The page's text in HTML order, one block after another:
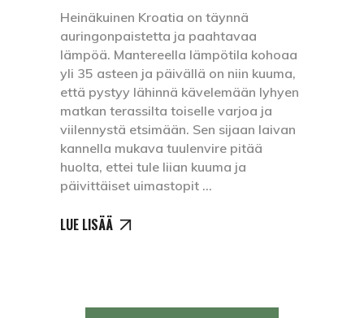
Heinäkuinen Kroatia on täynnä
auringonpaistetta ja paahtavaa
lämpöä. Mantereella lämpötila kohoaa
yli 35 asteen ja päivällä on niin kuuma,
että pystyy lähinnä kävelemään lyhyen
matkan terassilta toiselle varjoa ja
viilennystä etsimään. Sen sijaan laivan
kannella mukava tuulenvire pitää
huolta, ettei tule liian kuuma ja
päivittäiset uimastopit
LUE LISÄÄ